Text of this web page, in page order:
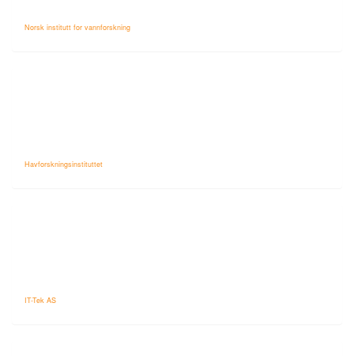
Norsk institutt for vannforskning
Havforskningsinstituttet
IT-Tek AS